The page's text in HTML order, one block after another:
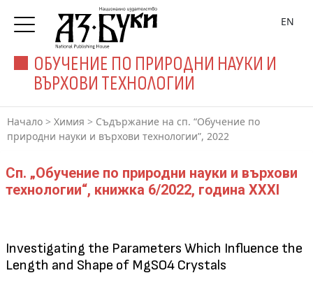
ОБУЧЕНИЕ ПО ПРИРОДНИ НАУКИ И
ВЪРХОВИ ТЕХНОЛОГИИ
EN
Начало > Химия > Съдържание на сп. “Обучение по
природни науки и върхови технологии”, 2022
Сп. „Обучение по природни науки и върхови
технологии“, книжка 6/2022, година XXXI
Investigating the Parameters Which Influence the
Length and Shape of MgSO4 Crystals